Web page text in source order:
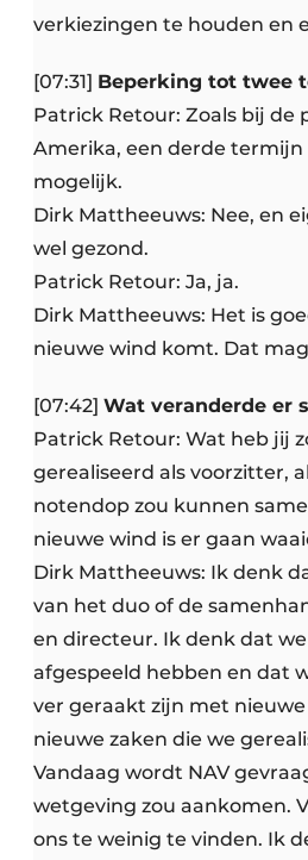
verkiezingen te houden en
[07:31] Beperking tot twee
Patrick Retour: Zoals bij de
Amerika, een derde termijn
mogelijk.
Dirk Mattheeuws: Nee, en
wel gezond.
Patrick Retour: Ja, ja.
Dirk Mattheeuws: Het is
nieuwe wind komt. Dat
[07:42] Wat veranderde er
Patrick Retour: Wat heb jij
gerealiseerd als voorzitter,
notendop zou kunnen
nieuwe wind is er gaan
Dirk Mattheeuws: Ik denk
van het duo of de
en directeur. Ik denk dat
afgespeeld hebben en dat
ver geraakt zijn met
nieuwe zaken die we
Vandaag wordt NAV
wetgeving zou aankomen.
ons te weinig te vinden. Ik